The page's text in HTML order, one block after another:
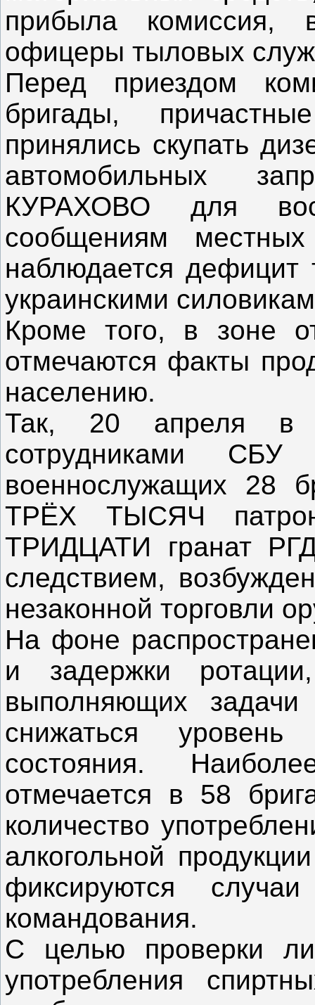
прибыла комиссия,
офицеры тыловых
Перед приездом
бригады,
принялись скупать
автомобильных
КУРАХОВО для
сообщениям
наблюдается дефицит
украинскими
Кроме того, в зоне
отмечаются факты
населению.
Так, 20 апреля в
сотрудниками
военнослужащих 28
ТРЁХ ТЫСЯЧ
ТРИДЦАТИ гранат
следствием,
незаконной торговли
На фоне
и задержки
выполняющих
снижаться уровень
состояния.
отмечается в 58
количество
алкогольной
фиксируются
командования.
С целью проверки
употребления